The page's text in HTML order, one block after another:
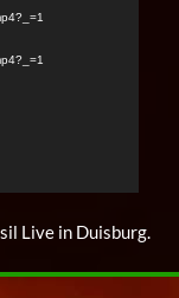
Live in Duisburg.